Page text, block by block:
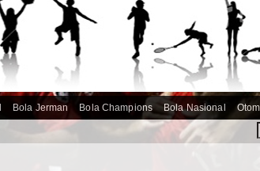
Bola Jerman Bola Champions Bola Nasional